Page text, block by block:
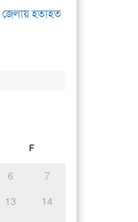
জেলায় হতাহত
F
6
7
13
14